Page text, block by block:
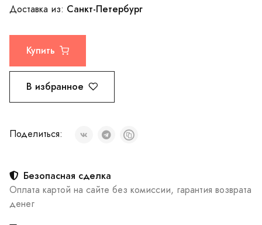
Доставка из: Санкт-Петербург
Купить
В избранное
Поделиться:
Безопасная сделка
Оплата картой на сайте без комиссии, гарантия возврата
денег